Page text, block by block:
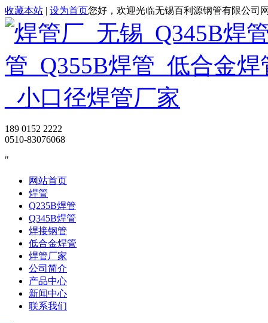
收藏本站 | 设为首页您好，欢迎光临无锡百利源钢管有限公司
189 0152 2222
0510-83076068
网站首页
焊管
Q235B焊管
Q345B焊管
焊接钢管
低合金焊管
焊管厂家
公司简介
产品中心
新闻中心
联系我们